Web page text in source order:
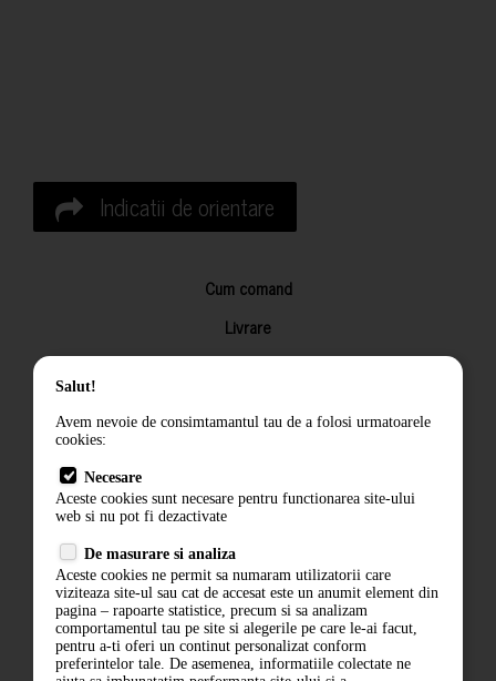
Indicatii de orientare
Cum comand
Livrare
Returnarea produselor
Termeni si conditii
Politica de confidentialitate
ANPC
Salut!
Avem nevoie de consimtamantul tau de a folosi urmatoarele
cookies:
Necesare
Aceste cookies sunt necesare pentru functionarea site-ului
web si nu pot fi dezactivate
De masurare si analiza
Aceste cookies ne permit sa numaram utilizatorii care
viziteaza site-ul sau cat de accesat este un anumit element din
pagina – rapoarte statistice, precum si sa analizam
comportamentul tau pe site si alegerile pe care le-ai facut,
pentru a-ti oferi un continut personalizat conform
preferintelor tale. De asemenea, informatiile colectate ne